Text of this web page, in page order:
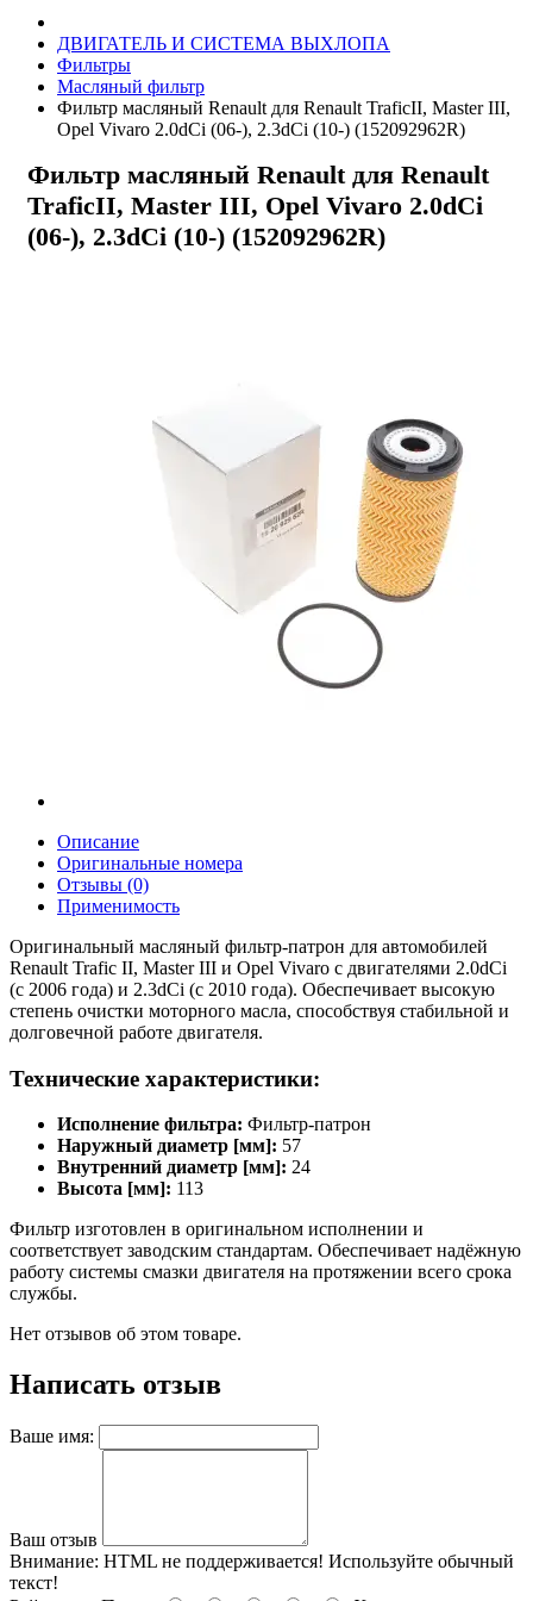
ДВИГАТЕЛЬ И СИСТЕМА ВЫХЛОПА
Фильтры
Масляный фильтр
Фильтр масляный Renault для Renault TraficII, Master III,
Opel Vivaro 2.0dCi (06-), 2.3dCi (10-) (152092962R)
Фильтр масляный Renault для Renault
TraficII, Master III, Opel Vivaro 2.0dCi
(06-), 2.3dCi (10-) (152092962R)
Описание
Оригинальные номера
Отзывы (0)
Применимость
Оригинальный масляный фильтр-патрон для автомобилей
Renault Trafic II, Master III и Opel Vivaro с двигателями 2.0dCi
(с 2006 года) и 2.3dCi (с 2010 года). Обеспечивает высокую
степень очистки моторного масла, способствуя стабильной и
долговечной работе двигателя.
Технические характеристики:
Исполнение фильтра: Фильтр-патрон
Наружный диаметр [мм]: 57
Внутренний диаметр [мм]: 24
Высота [мм]: 113
Фильтр изготовлен в оригинальном исполнении и
соответствует заводским стандартам. Обеспечивает надёжную
работу системы смазки двигателя на протяжении всего срока
службы.
Нет отзывов об этом товаре.
Написать отзыв
Ваше имя:
Ваш отзыв
Внимание: HTML не поддерживается! Используйте обычный
текст!